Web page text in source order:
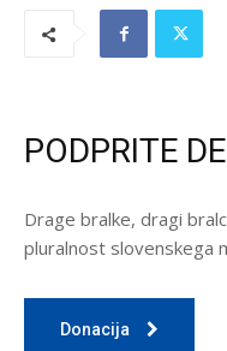
PODPRITE
Drage bralke, dragi
pluralnost slovenskega
Donacija